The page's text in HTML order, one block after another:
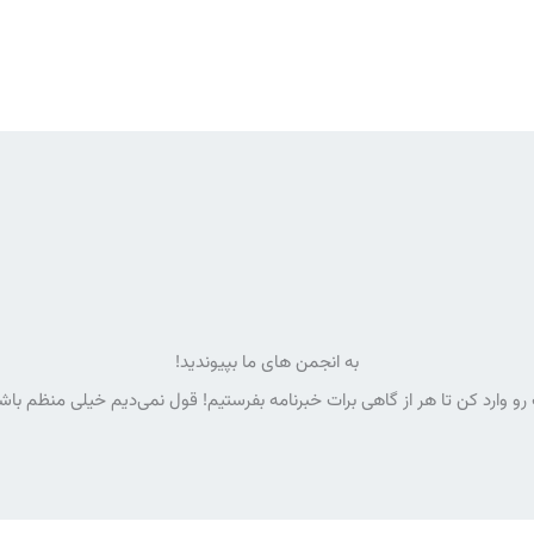
به انجمن های ما بپیوندید!
رو وارد کن تا هر از گاهی برات خبرنامه بفرستیم! قول نمی‌دیم خیلی منظم